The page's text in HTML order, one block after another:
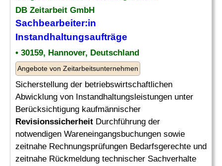
DB Zeitarbeit GmbH
Sachbearbeiter:in
Instandhaltungsaufträge
• 30159, Hannover, Deutschland
Angebote von Zeitarbeitsunternehmen
Sicherstellung der betriebswirtschaftlichen
Abwicklung von Instandhaltungsleistungen unter
Berücksichtigung kaufmännischer
Revisionssicherheit Durchführung der
notwendigen Wareneingangsbuchungen sowie
zeitnahe Rechnungsprüfungen Bedarfsgerechte und
zeitnahe Rückmeldung technischer Sachverhalte